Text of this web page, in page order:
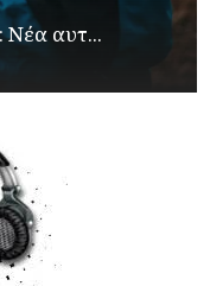
Νέα αυτ...